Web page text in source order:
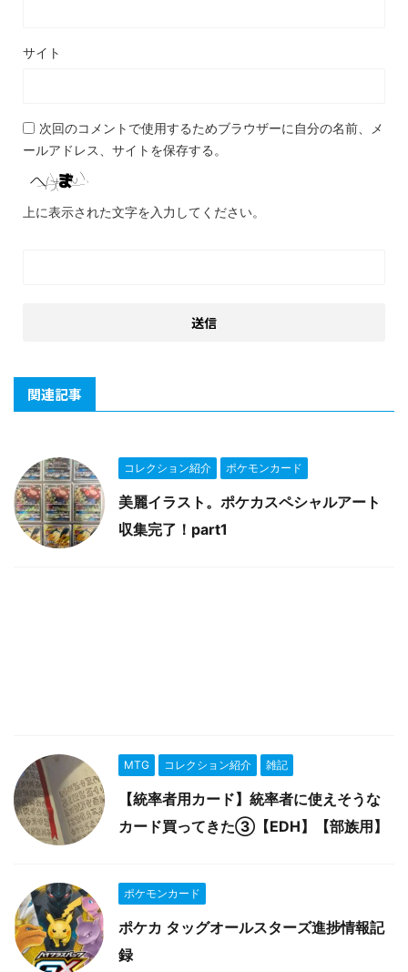
サイト
次回のコメントで使用するためブラウザーに自分の名前、メ
ールアドレス、サイトを保存する。
上に表示された文字を入力してください。
関連記事
コレクション紹介 ポケモンカード
美麗イラスト。ポケカスペシャルアート
収集完了！part1
MTG コレクション紹介 雑記
【統率者用カード】統率者に使えそうな
カード買ってきた③【EDH】【部族用】
ポケモンカード
ポケカ タッグオールスターズ進捗情報記
録